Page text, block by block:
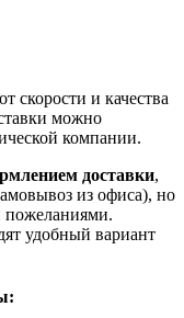
скорости и качества
можно
компании.
доставки,
из офиса), но
пожеланиями.
удобный вариант